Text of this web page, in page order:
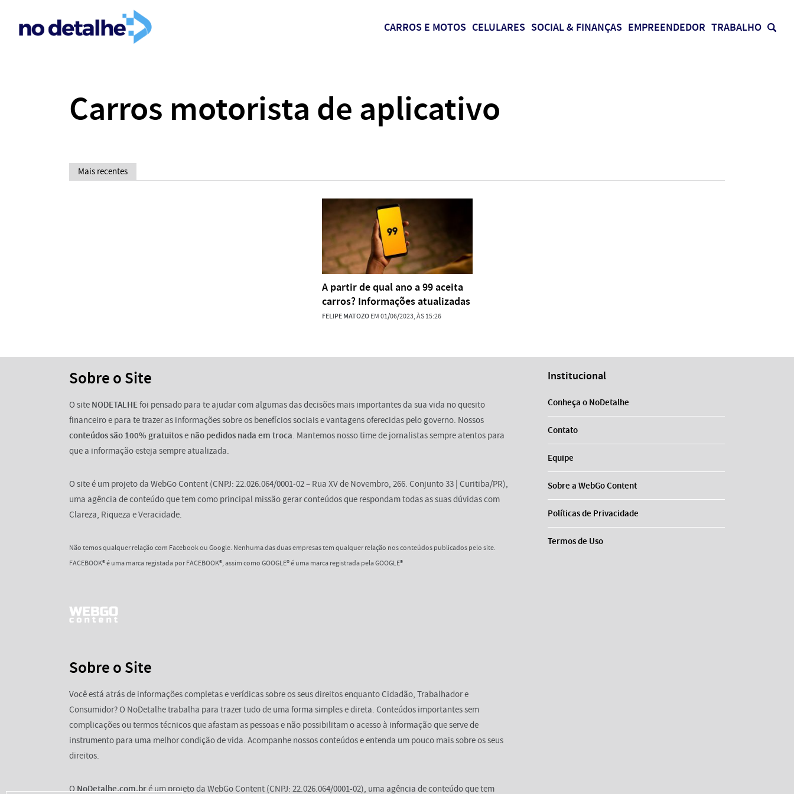
CARROS E MOTOS CELULARES SOCIAL & FINANÇAS EMPREENDEDOR TRABALHO
Carros motorista de aplicativo
Mais recentes
A partir de qual ano a 99 aceita
carros? Informações atualizadas
FELIPE MATOZOEM 01/06/2023, ÀS 15:26
Sobre o Site
O site NODETALHEfoi pensado para te ajudar com algumas das decisões mais importantes da sua vida no quesito
financeiro e para te trazer as informações sobre os benefícios sociais e vantagens oferecidas pelo governo. Nossos
conteúdos são 100% gratuitose não pedidos nada em troca. Mantemos nosso time de jornalistas sempre atentos para
que a informação esteja sempre atualizada.
O site é um projeto da WebGo Content (CNPJ: 22.026.064/0001-02 – Rua XV de Novembro, 266. Conjunto 33 | Curitiba/PR),
uma agência de conteúdo que tem como principal missão gerar conteúdos que respondam todas as suas dúvidas com
Clareza, Riqueza e Veracidade.
Não temos qualquer relação com Facebook ou Google. Nenhuma das duas empresas tem qualquer relação nos conteúdos publicados pelo site.
FACEBOOK® é uma marca registada por FACEBOOK®, assim como GOOGLE® é uma marca registrada pela GOOGLE®
Sobre o Site
Você está atrás de informações completas e verídicas sobre os seus direitos enquanto Cidadão, Trabalhador e
Consumidor? O NoDetalhe trabalha para trazer tudo de uma forma simples e direta. Conteúdos importantes sem
complicações ou termos técnicos que afastam as pessoas e não possibilitam o acesso à informação que serve de
instrumento para uma melhor condição de vida. Acompanhe nossos conteúdos e entenda um pouco mais sobre os seus
direitos.
ONoDetalhe.com.bré um projeto da WebGo Content (CNPJ: 22.026.064/0001-02), uma agência de conteúdo que tem
Institucional
Conheça o NoDetalhe
Contato
Equipe
Sobre a WebGo Content
Políticas de Privacidade
Termos de Uso